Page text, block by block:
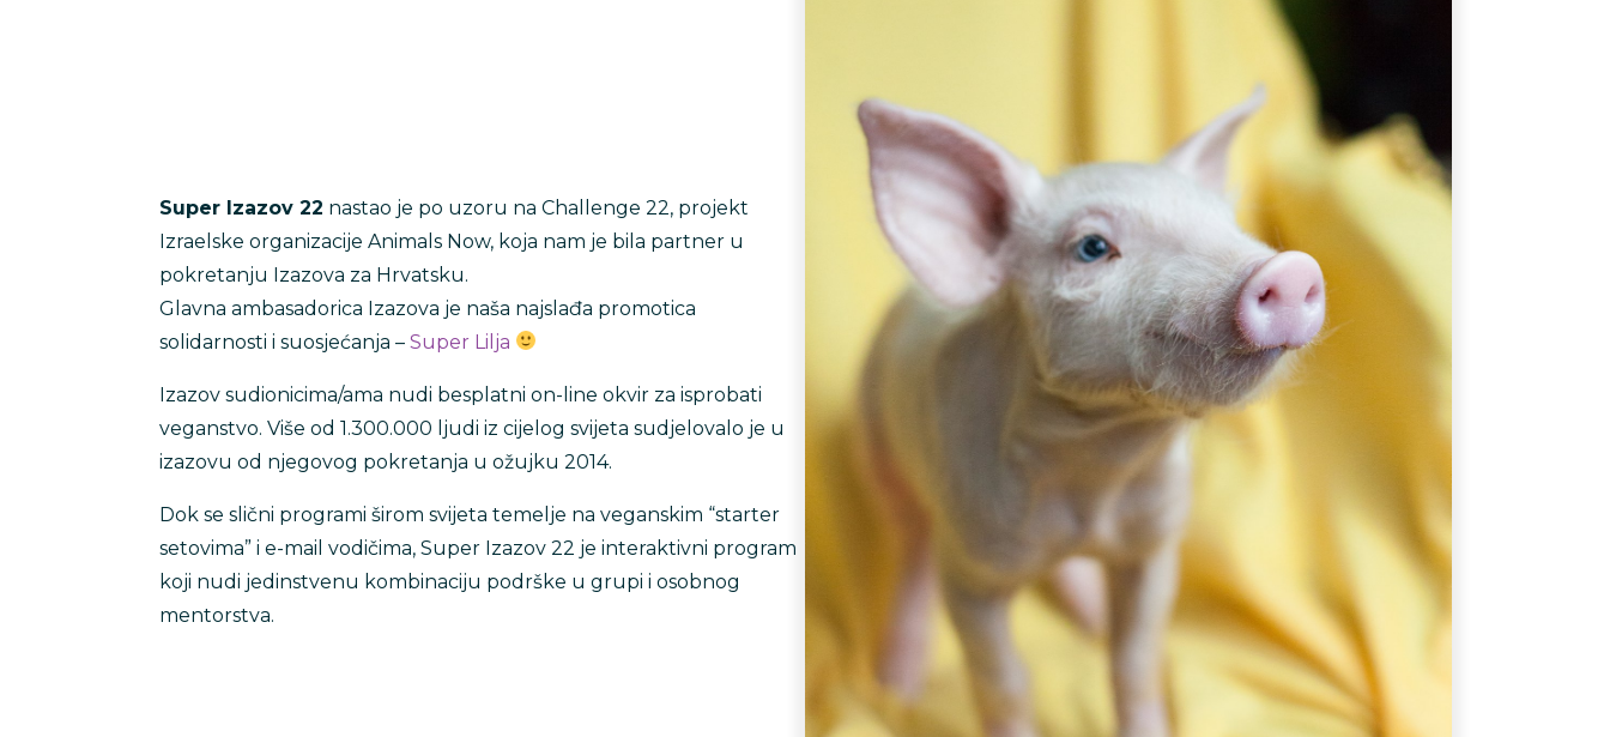
Super Izazov 22 nastao je po uzoru na Challenge 22, projekt
Izraelske organizacije Animals Now, koja nam je bila partner u
pokretanju Izazova za Hrvatsku.
Glavna ambasadorica Izazova je naša najslađa promotica
solidarnosti i suosjećanja – Super Lilja
Izazov sudionicima/ama nudi besplatni on-line okvir za isprobati
veganstvo. Više od 1.300.000 ljudi iz cijelog svijeta sudjelovalo je u
izazovu od njegovog pokretanja u ožujku 2014.
Dok se slični programi širom svijeta temelje na veganskim “starter
setovima” i e-mail vodičima, Super Izazov 22 je interaktivni program
koji nudi jedinstvenu kombinaciju podrške u grupi i osobnog
mentorstva.